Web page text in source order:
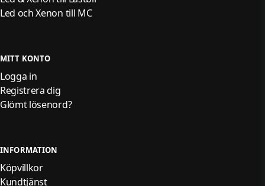
Led och Xenon till MC
MITT KONTO
Logga in
Registrera dig
Glömt lösenord?
INFORMATION
Köpvillkor
Kundtjänst